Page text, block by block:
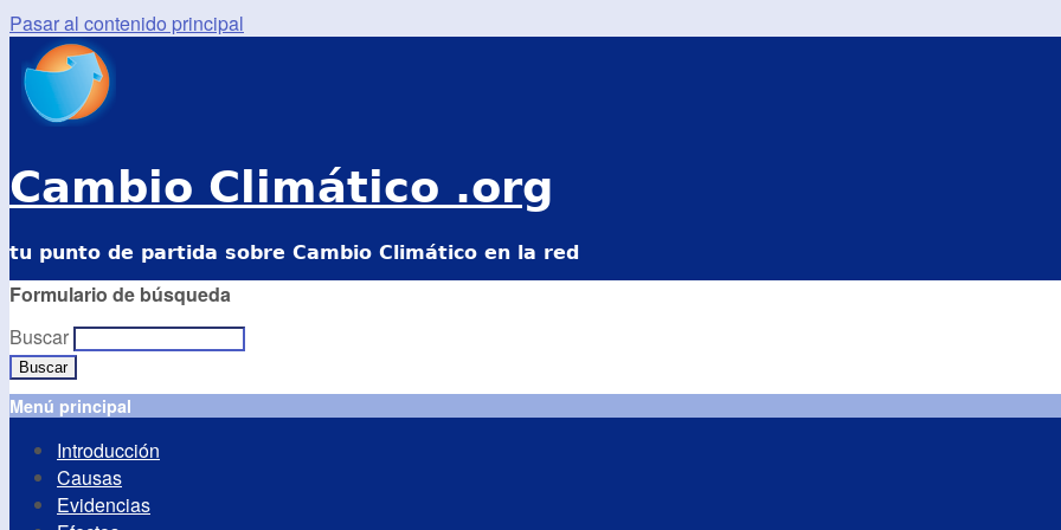
Pasar al contenido principal
Cambio Climático .org
tu punto de partida sobre Cambio Climático en la red
Formulario de búsqueda
Buscar
Menú principal
Introducción
Causas
Evidencias